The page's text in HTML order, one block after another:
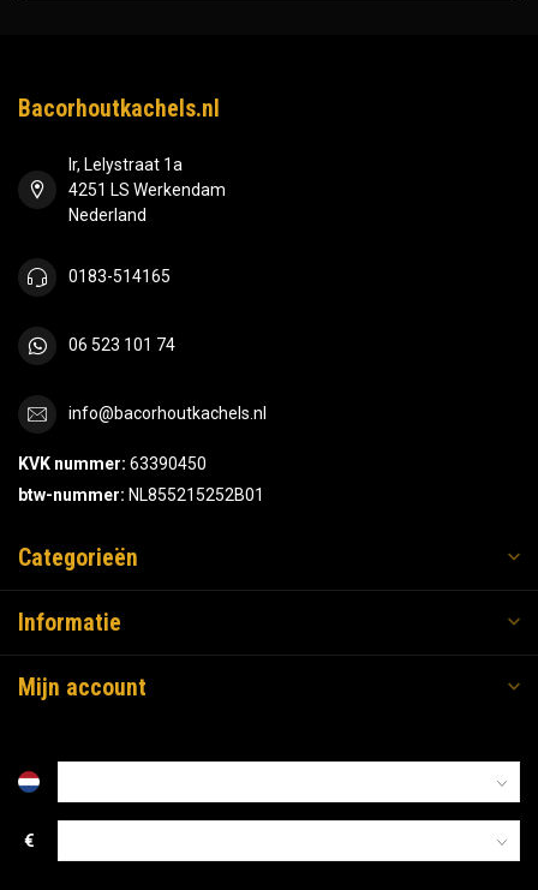
Bacorhoutkachels.nl
Ir, Lelystraat 1a
4251 LS Werkendam
Nederland
0183-514165
06 523 101 74
info@bacorhoutkachels.nl
KVK nummer: 63390450
btw-nummer: NL855215252B01
Categorieën
Informatie
Mijn account
€